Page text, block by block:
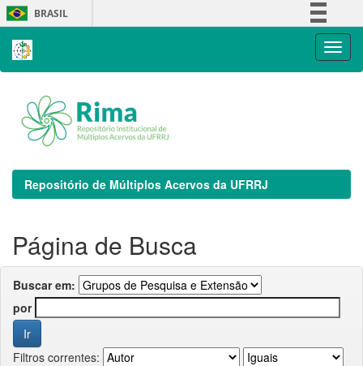
Skip
navigation
BRASIL
Repositório de Múltiplos Acervos da UFRRJ
Página de Busca
Buscar em:
por
Filtros correntes: